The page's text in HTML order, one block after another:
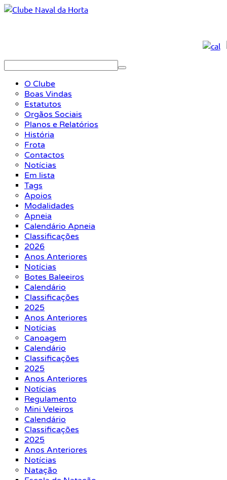
O Clube
Boas Vindas
Estatutos
Orgãos Sociais
Planos e Relatórios
História
Frota
Contactos
Notícias
Em lista
Tags
Apoios
Modalidades
Apneia
Calendário Apneia
Classificações
2026
Anos Anteriores
Notícias
Botes Baleeiros
Calendário
Classificações
2025
Anos Anteriores
Notícias
Canoagem
Calendário
Classificações
2025
Anos Anteriores
Notícias
Regulamento
Mini Veleiros
Calendário
Classificações
2025
Anos Anteriores
Notícias
Natação